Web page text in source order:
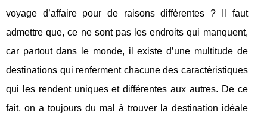
voyage d’affaire pour de raisons différentes ? Il faut
admettre que, ce ne sont pas les endroits qui manquent,
car partout dans le monde, il existe d’une multitude de
destinations qui renferment chacune des caractéristiques
qui les rendent uniques et différentes aux autres. De ce
fait, on a toujours du mal à trouver la destination idéale